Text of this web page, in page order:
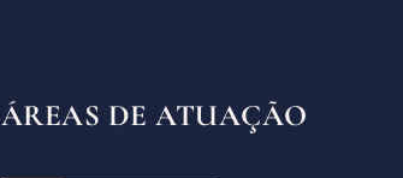
ÁREAS DE ATUAÇÃO